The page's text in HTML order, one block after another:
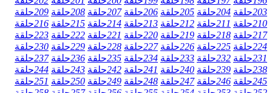
203حلقة 204حلقة 205حلقة 206حلقة 207حلقة 208حلقة 209حلقة
210حلقة 211حلقة 212حلقة 213حلقة 214حلقة 215حلقة 216حلقة
217حلقة 218حلقة 219حلقة 220حلقة 221حلقة 222حلقة 223حلقة
224حلقة 225حلقة 226حلقة 227حلقة 228حلقة 229حلقة 230حلقة
231حلقة 232حلقة 233حلقة 234حلقة 235حلقة 236حلقة 237حلقة
238حلقة 239حلقة 240حلقة 241حلقة 242حلقة 243حلقة 244حلقة
245حلقة 246حلقة 247حلقة 248حلقة 249حلقة 250حلقة 251حلقة